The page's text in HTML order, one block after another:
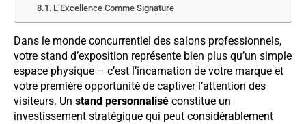
L’Excellence Comme Signature
Dans le monde concurrentiel des salons professionnels,
votre stand d’exposition représente bien plus qu’un simple
espace physique – c’est l’incarnation de votre marque et
votre première opportunité de captiver l’attention des
visiteurs. Un stand personnalisé constitue un
investissement stratégique qui peut considérablement